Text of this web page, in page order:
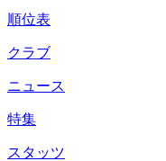
順位表
クラブ
ニュース
特集
スタッツ